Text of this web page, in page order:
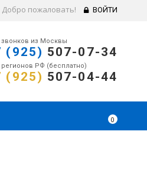
Добро пожаловать! ВОЙТИ
из Москвы
(925) 507-07-34
РФ (бесплатно)
(925) 507-04-44
0